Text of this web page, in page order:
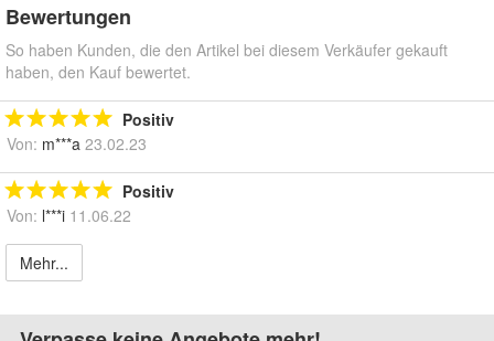
Bewertungen
So haben Kunden, die den Artikel bei diesem Verkäufer gekauft
haben, den Kauf bewertet.
Positiv
Von: m***a 23.02.23
Positiv
Von: l***i 11.06.22
Mehr...